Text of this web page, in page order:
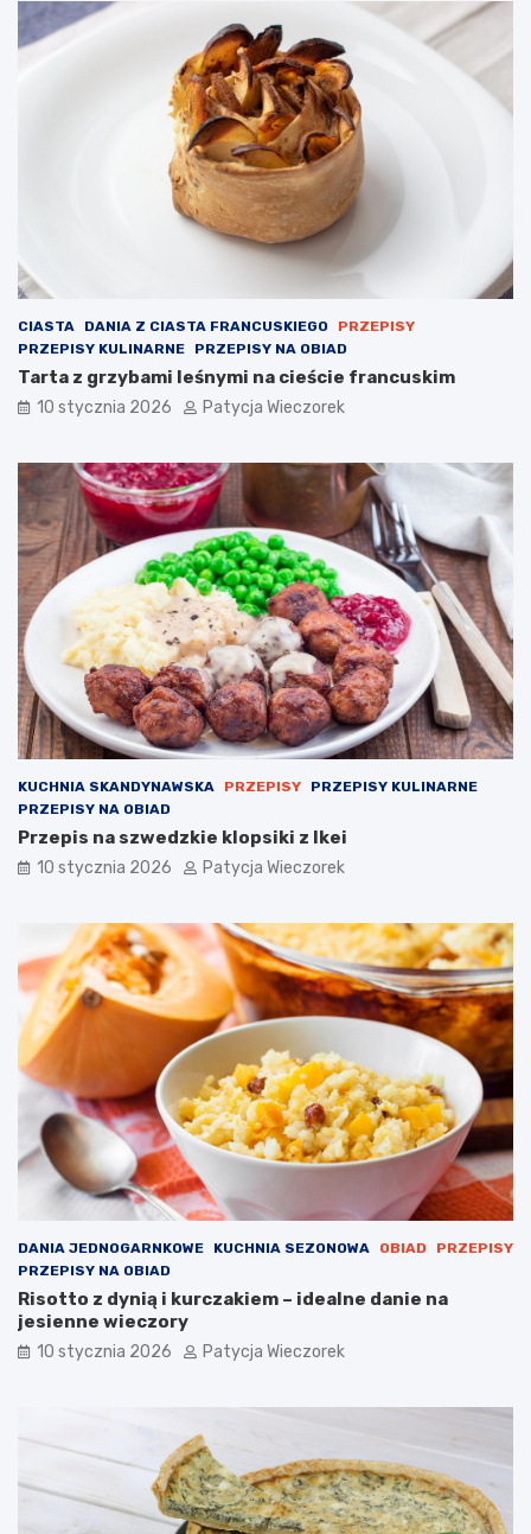
CIASTA DANIA Z CIASTA FRANCUSKIEGO
PRZEPISY
PRZEPISY KULINARNE
PRZEPISY NA OBIAD
Tarta z grzybami leśnymi na cieście francuskim
10 stycznia 2026 Patycja Wieczorek
KUCHNIA SKANDYNAWSKA PRZEPISY
PRZEPISY KULINARNE
PRZEPISY NA OBIAD
Przepis na szwedzkie klopsiki z Ikei
10 stycznia 2026 Patycja Wieczorek
DANIA JEDNOGARNKOWE KUCHNIA SEZONOWA OBIAD
PRZEPISY
PRZEPISY NA OBIAD
Risotto z dynią i kurczakiem – idealne danie na
jesienne wieczory
10 stycznia 2026 Patycja Wieczorek